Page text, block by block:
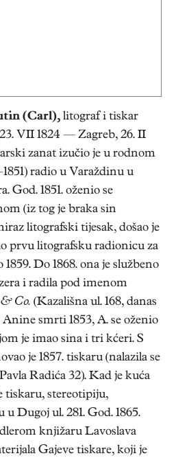
(Carl), litograf i tiskar
VII 1824 — Zagreb, 26. II
zanat izučio je u rodnom
radio u Varaždinu u
God. 1851. oženio se
(iz tog je braka sin
litografski tijesak, došao je
prvu litografsku radionicu za
Do 1868. ona je službeno
i radila pod imenom
Co. (Kazališna ul. 168, danas
smrti 1853, A. se oženio
je imao sina i tri kćeri. S
je 1857. tiskaru (nalazila se
Radića 32). Kad je kuća
tiskaru, stereotipiju,
Dugoj ul. 281. God. 1865.
knjižaru Lavoslava
Gajeve tiskare, koji je